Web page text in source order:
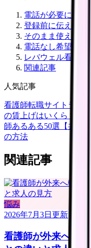
電話が必要になり
登録前に伝えるこ
そのまま使える文
電話なし希望でも
レバウェル看護を
関連記事
人気記事
看護師転職サイトラン
の賃上げはいくら？
師あるある50選【共感必
の方法
関連記事
悩み
2026年7月3日 更新
看護師が外来へ転